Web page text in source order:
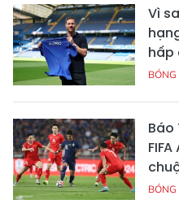
Vì
hấp
Báo